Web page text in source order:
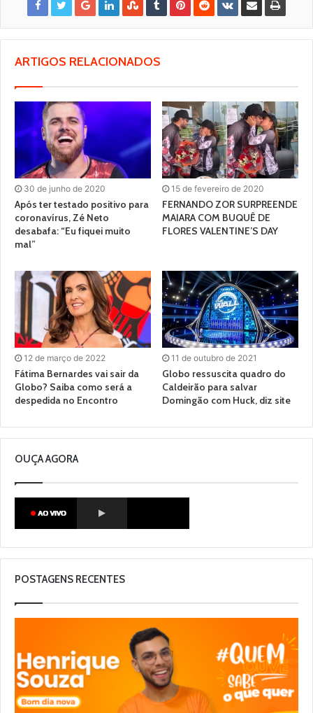
ARTIGOS RELACIONADOS
30 de junho de 2020
Após ter testado positivo para
coronavírus, Zé Neto
desabafa: “Eu fiquei muito
mal”
15 de fevereiro de 2020
FERNANDO ZOR SURPREENDE
MAIARA COM BUQUÊ DE
FLORES VALENTINE’S DAY
12 de março de 2022
Fátima Bernardes vai sair da
Globo? Saiba como será a
despedida no Encontro
11 de outubro de 2021
Globo ressuscita quadro do
Caldeirão para salvar
Domingão com Huck, diz site
OUÇA AGORA
POSTAGENS RECENTES